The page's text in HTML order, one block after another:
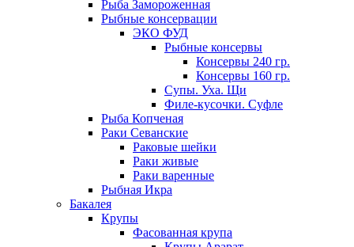
Рыба Замороженная
Рыбные консервации
ЭКО ФУД
Рыбные консервы
Консервы 240 гр.
Консервы 160 гр.
Супы. Уха. Щи
Филе-кусочки. Суфле
Рыба Копченая
Раки Севанские
Раковые шейки
Раки живые
Раки варенные
Рыбная Икра
Бакалея
Крупы
Фасованная крупа